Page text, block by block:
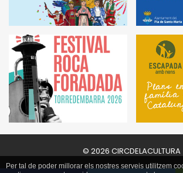
© 2026 CIRCDELACULTURA
Per tal de poder millorar els nostres serveis utilitzem